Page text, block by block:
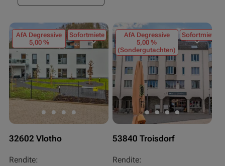
AfA Degressive
5,00 %
Sofortmiete
32602 Vlotho
Rendite:
AfA Degressive
5,00 %
(Sondergutachten)
Sofortmiete
53840 Troisdorf
Rendite: